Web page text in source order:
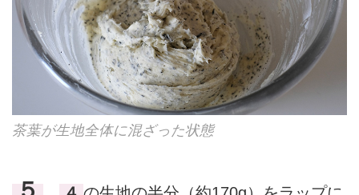
茶葉が生地全体に混ざった状態
５